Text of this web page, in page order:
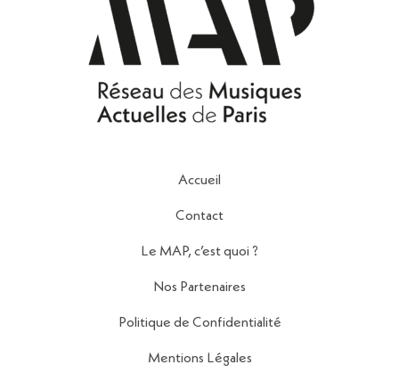
Accueil
Contact
Le MAP, c’est quoi ?
Nos Partenaires
Politique de Confidentialité
Mentions Légales